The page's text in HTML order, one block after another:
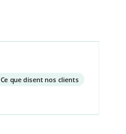
Ce que disent nos clients